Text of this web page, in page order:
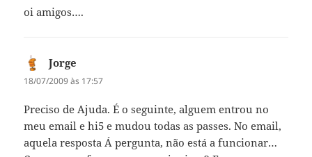
oi amigos….
Jorge
18/07/2009 às 17:57
Preciso de Ajuda. É o seguinte, alguem entrou no
meu email e hi5 e mudou todas as passes. No email,
aquela resposta Á pergunta, não está a funcionar…